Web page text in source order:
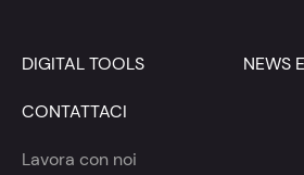
DIGITAL TOOLS NEWS
CONTATTACI
Lavora con noi